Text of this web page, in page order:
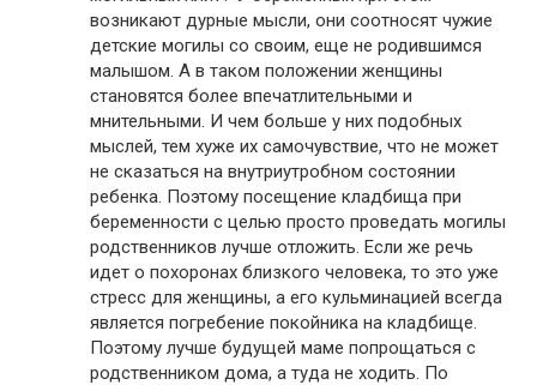
возникают дурные мысли, они соотносят чужие
детские могилы со своим, еще не родившимся
малышом. А в таком положении женщины
становятся более впечатлительными и
мнительными. И чем больше у них подобных
мыслей, тем хуже их самочувствие, что не может
не сказаться на внутриутробном состоянии
ребенка. Поэтому посещение кладбища при
беременности с целью просто проведать могилы
родственников лучше отложить. Если же речь
идет о похоронах близкого человека, то это уже
стресс для женщины, а его кульминацией всегда
является погребение покойника на кладбище.
Поэтому лучше будущей маме попрощаться с
родственником дома, а туда не ходить. По